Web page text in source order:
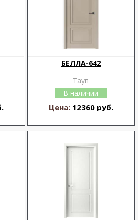
БЕЛЛА-642
Тауп
В наличии
Цена: 12360 руб.